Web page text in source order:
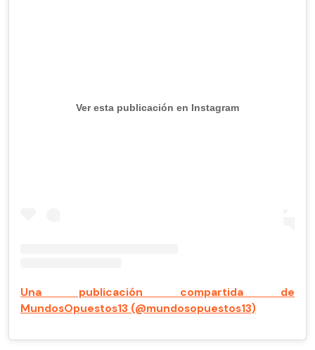
Ver esta publicación en Instagram
Una publicación compartida de
MundosOpuestos13 (@mundosopuestos13)